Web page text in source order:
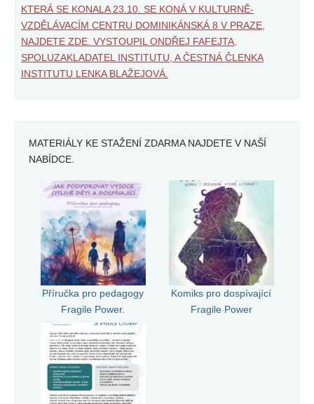
KTERÁ SE KONALA 23.10. SE KONÁ V KULTURNĚ-
VZDĚLÁVACÍM CENTRU DOMINIKÁNSKÁ 8 V PRAZE,
NAJDETE ZDE. VYSTOUPIL ONDŘEJ FAFEJTA,
SPOLUZAKLADATEL INSTITUTU, A ČESTNÁ ČLENKA
INSTITUTU LENKA BLAŽEJOVÁ.
MATERIÁLY KE STAŽENÍ ZDARMA NAJDETE V NAŠÍ
NABÍDCE.
Příručka pro pedagogy
Fragile Power.
Komiks pro dospívající
Fragile Power